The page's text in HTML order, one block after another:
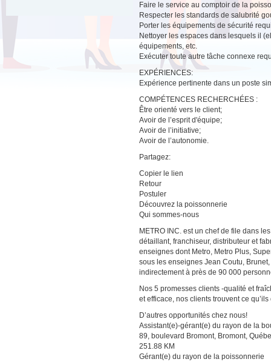
Faire le service au comptoir de la
Respecter les standards de salubrité
Porter les équipements de sécurité
Nettoyer les espaces dans lesquels il
équipements, etc.
Exécuter toute autre tâche connexe
EXPÉRIENCES:
Expérience pertinente dans un poste
COMPÉTENCES RECHERCHÉES :
Être orienté vers le client;
Avoir de l’esprit d'équipe;
Avoir de l’initiative;
Avoir de l’autonomie.
Partagez:
Copier le lien
Retour
Postuler
Découvrez la poissonnerie
Qui sommes-nous
METRO INC. est un chef de file dans
détaillant, franchiseur, distributeur et
enseignes dont Metro, Metro Plus,
sous les enseignes Jean Coutu,
indirectement à près de 90 000
Nos 5 promesses clients -qualité et
et efficace, nos clients trouvent ce
D’autres opportunités chez nous!
Assistant(e)-gérant(e) du rayon de la
89, boulevard Bromont, Bromont,
251.88 KM
Gérant(e) du rayon de la poissonnerie